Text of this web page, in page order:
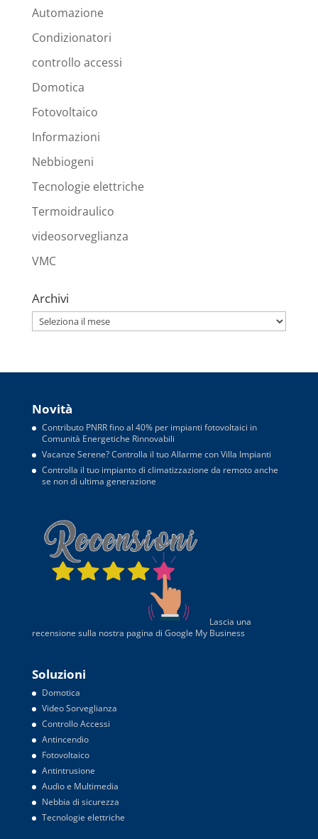
Automazione
Condizionatori
controllo accessi
Domotica
Fotovoltaico
Informazioni
Nebbiogeni
Tecnologie elettriche
Termoidraulico
videosorveglianza
VMC
Archivi
Archivi
Novità
Contributo PNRR fino al 40% per impianti fotovoltaici in
Comunità Energetiche Rinnovabili
Vacanze Serene? Controlla il tuo Allarme con Villa Impianti
Controlla il tuo impianto di climatizzazione da remoto anche
se non di ultima generazione
Lascia una
recensione sulla nostra pagina di Google My Business
Soluzioni
Domotica
Video Sorveglianza
Controllo Accessi
Antincendio
Fotovoltaico
Antintrusione
Audio e Multimedia
Nebbia di sicurezza
Tecnologie elettriche